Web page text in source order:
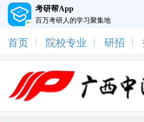
考研帮App
百万考研人的学习聚集地
首页 院校专业 研招